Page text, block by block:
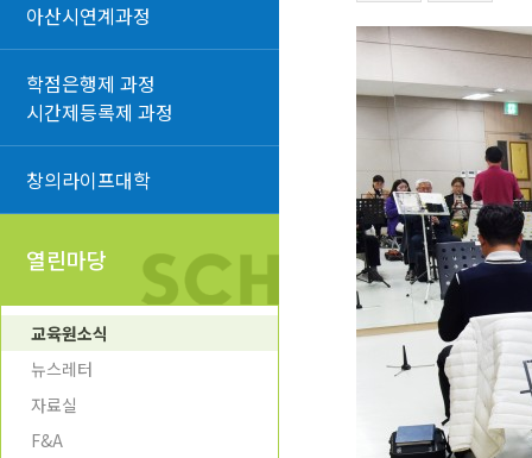
아산시연계과정
학점은행제 과정
시간제등록제 과정
창의라이프대학
열린마당
교육원소식
뉴스레터
자료실
F&A